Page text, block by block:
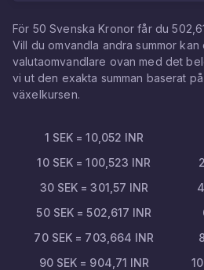
För 50 Svenska Kronor får du
Vill du omvandla andra summor
valutaomvandlare ovan med det
vi ut den exakta summan baserat
växelkursen.
1 SEK =10,052 INR
10 SEK =100,523 INR
30 SEK =301,57 INR
50 SEK =502,617 INR
70 SEK = 703,664 INR
90 SEK = 904,71 INR